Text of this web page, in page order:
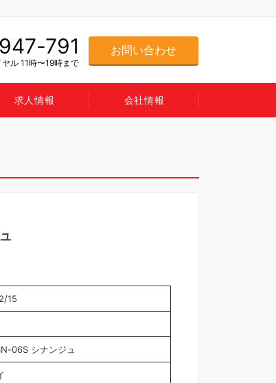
791
ル 11時〜19時まで
お問い合わせ
求人情報 会社情報
15
06S シナンジュ